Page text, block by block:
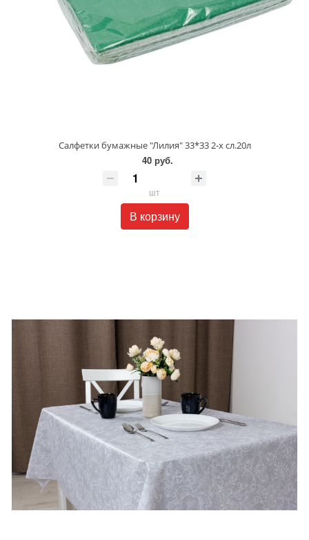
Салфетки бумажные "Лилия" 33*33 2-х сл.20л
40 руб.
шт
В корзину